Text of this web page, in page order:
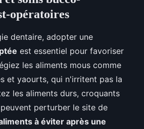
opératoires
dentaire, adopter une
est essentiel pour favoriser
les aliments mous comme
et yaourts, qui n'irritent pas la
les aliments durs, croquants
perturber le site de
à éviter après une